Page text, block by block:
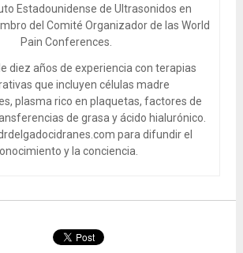
Estadounidense de Ultrasonidos en
del Comité Organizador de las World
Pain Conferences.
diez años de experiencia con terapias
que incluyen células madre
plasma rico en plaquetas, factores de
de grasa y ácido hialurónico.
para difundir el
y la conciencia.